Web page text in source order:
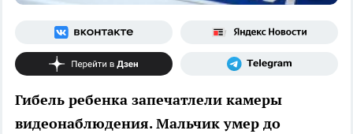
Гибель ребенка запечатлели камеры
видеонаблюдения. Мальчик умер до